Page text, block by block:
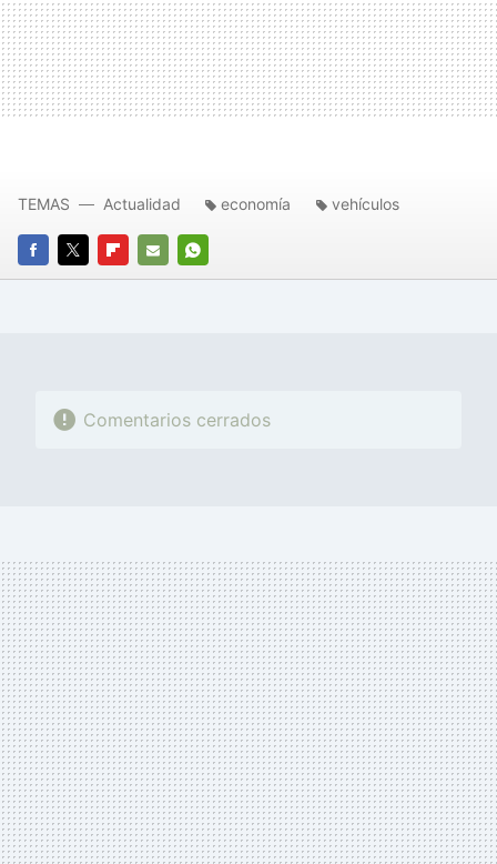
FACEBOOK
TWITTERFLIPBOARD
E-
WHATSAPP
TEMAS Actualidad economía vehículos
Comentarios cerrados